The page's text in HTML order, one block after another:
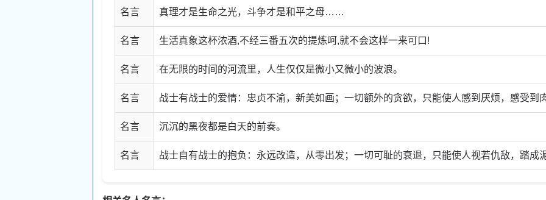
名言 真理才是生命之光，斗争才是和平之母……
名言 生活真象这杯浓酒,不经三番五次的提炼呵,就不会这样一来可口!
名言 在无限的时间的河流里，人生仅仅是微小又微小的波浪。
名言 战士有战士的爱情：忠贞不渝，新美如画；一切额外的贪欲，只能使人感到厌烦，感受到
名言 沉沉的黑夜都是白天的前奏。
名言 战士自有战士的抱负：永远改造，从零出发；一切可耻的衰退，只能使人视若仇敌，踏成